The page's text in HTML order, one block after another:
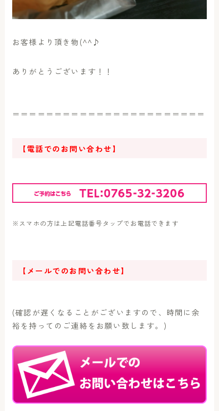
お客様より頂き物(^^♪
ありがとうございます！！
＝＝＝＝＝＝＝＝＝＝＝＝＝＝＝＝＝＝＝＝＝＝＝
【電話でのお問い合わせ】
※スマホの方は上記電話番号タップでお電話できます
【メールでのお問い合わせ】
(確認が遅くなることがございますので、時間に余
裕を持ってのご連絡をお願い致します。)